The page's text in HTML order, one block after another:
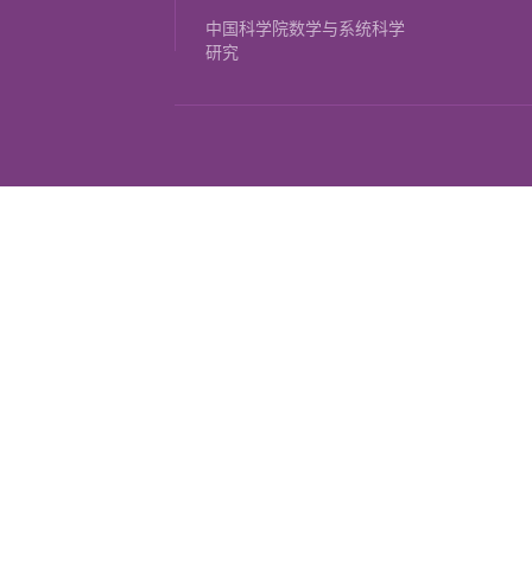
中国科学院数学与系统科学
研究